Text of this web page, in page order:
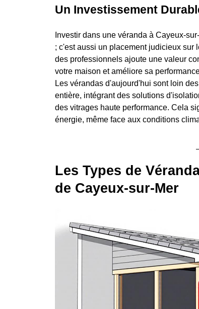
Un Investissement
Investir dans une véranda à Cayeux-
; c'est aussi un placement judicieux sur
des professionnels ajoute une valeur
votre maison et améliore sa
Les vérandas d'aujourd'hui sont loin
entière, intégrant des solutions
des vitrages haute performance. Cela
énergie, même face aux conditions
Les Types de
de Cayeux-sur-Mer